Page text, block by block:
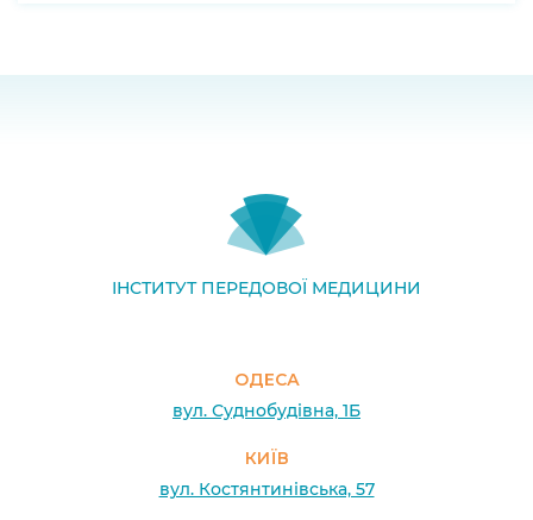
ІНСТИТУТ ПЕРЕДОВОЇ МЕДИЦИНИ
ОДЕСА
вул. Суднобудівна, 1Б
КИЇВ
вул. Костянтинівська, 57